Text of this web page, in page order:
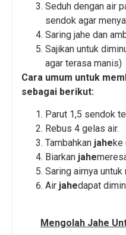
Seduh dengan air
sendok agar
Saring jahe dan
Sajikan untuk
agar terasa manis)
Cara umum untuk
sebagai berikut:
Parut 1,5 sendok
Rebus 4 gelas air.
Tambahkan jaheke
Biarkan jahe
Saring airnya
Air jahedapat
Mengolah Jahe